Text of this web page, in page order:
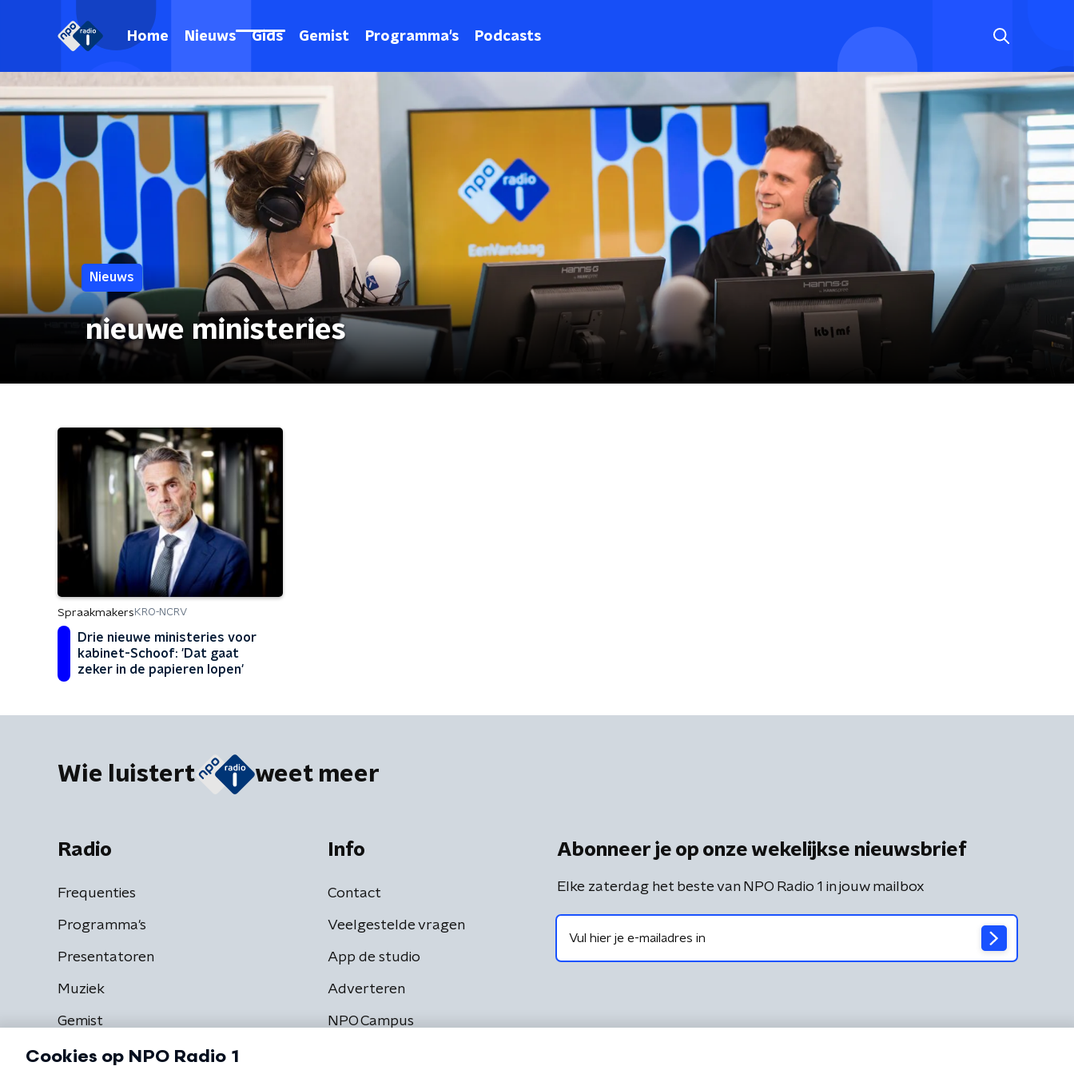
Home Nieuws Gids Gemist Programma's Podcasts
Nieuws
nieuwe ministeries
Spraakmakers KRO-NCRV
Drie nieuwe ministeries voor
kabinet-Schoof: 'Dat gaat
zeker in de papieren lopen'
Wie luistert weet meer
Radio
Frequenties
Programma's
Presentatoren
Muziek
Gemist
Info
Contact
Veelgestelde vragen
App de studio
Adverteren
NPO Campus
Abonneer je op onze wekelijkse nieuwsbrief
Elke zaterdag het beste van NPO Radio 1 in jouw mailbox